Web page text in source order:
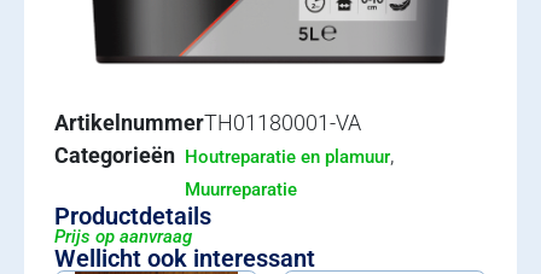
ArtikelnummerTH01180001-VA
Categorieën Houtreparatie en plamuur,
Muurreparatie
Productdetails
Prijs op aanvraag
Wellicht ook interessant